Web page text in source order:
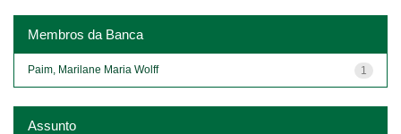
Membros da Banca
1
Paim, Marilane Maria Wolff
Assunto